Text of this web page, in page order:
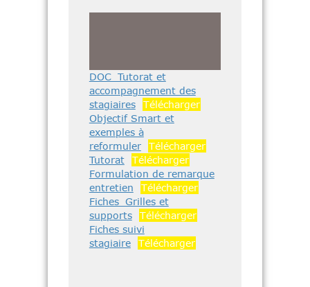
DOC_Tutorat et
accompagnement des
stagiaires
Télécharger
Objectif Smart et
exemples à
reformuler
Télécharger
Tutorat
Télécharger
Formulation de remarque
entretien
Télécharger
Fiches_Grilles et
supports
Télécharger
Fiches suivi
stagiaire
Télécharger